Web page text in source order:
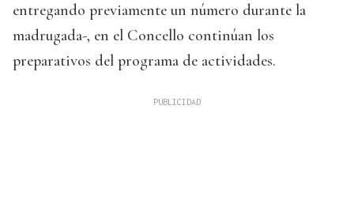
entregando previamente un número durante la
madrugada-, en el Concello continúan los
preparativos del programa de actividades.